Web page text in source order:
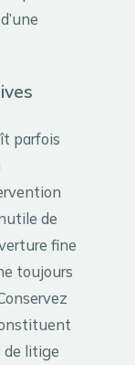
parfois
de
fine
toujours
de litige